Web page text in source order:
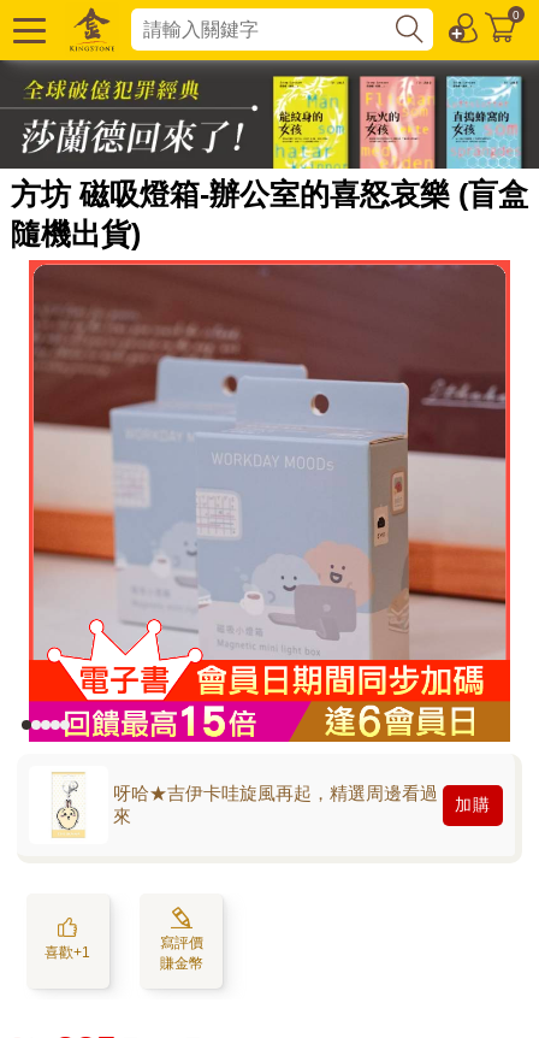
0
方坊 磁吸燈箱-辦公室的喜怒哀樂 (盲盒
隨機出貨)
呀哈★吉伊卡哇旋風再起，精選周邊看過
來
加購
喜歡+1
寫評價
賺金幣